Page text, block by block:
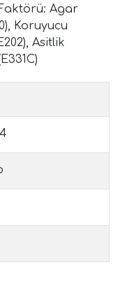
Agar
Koruyucu
Asitlik